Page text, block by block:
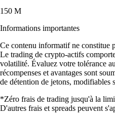
150 M
Informations importantes
Ce contenu informatif ne constitue
Le trading de crypto-actifs
volatilité. Évaluez votre tolérance
récompenses et avantages sont
de détention de jetons, modifiables
*Zéro frais de trading jusqu'à la
D'autres frais et spreads peuvent